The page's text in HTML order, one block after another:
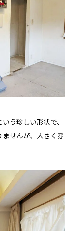
う珍しい形状で、
せんが、大きく雰